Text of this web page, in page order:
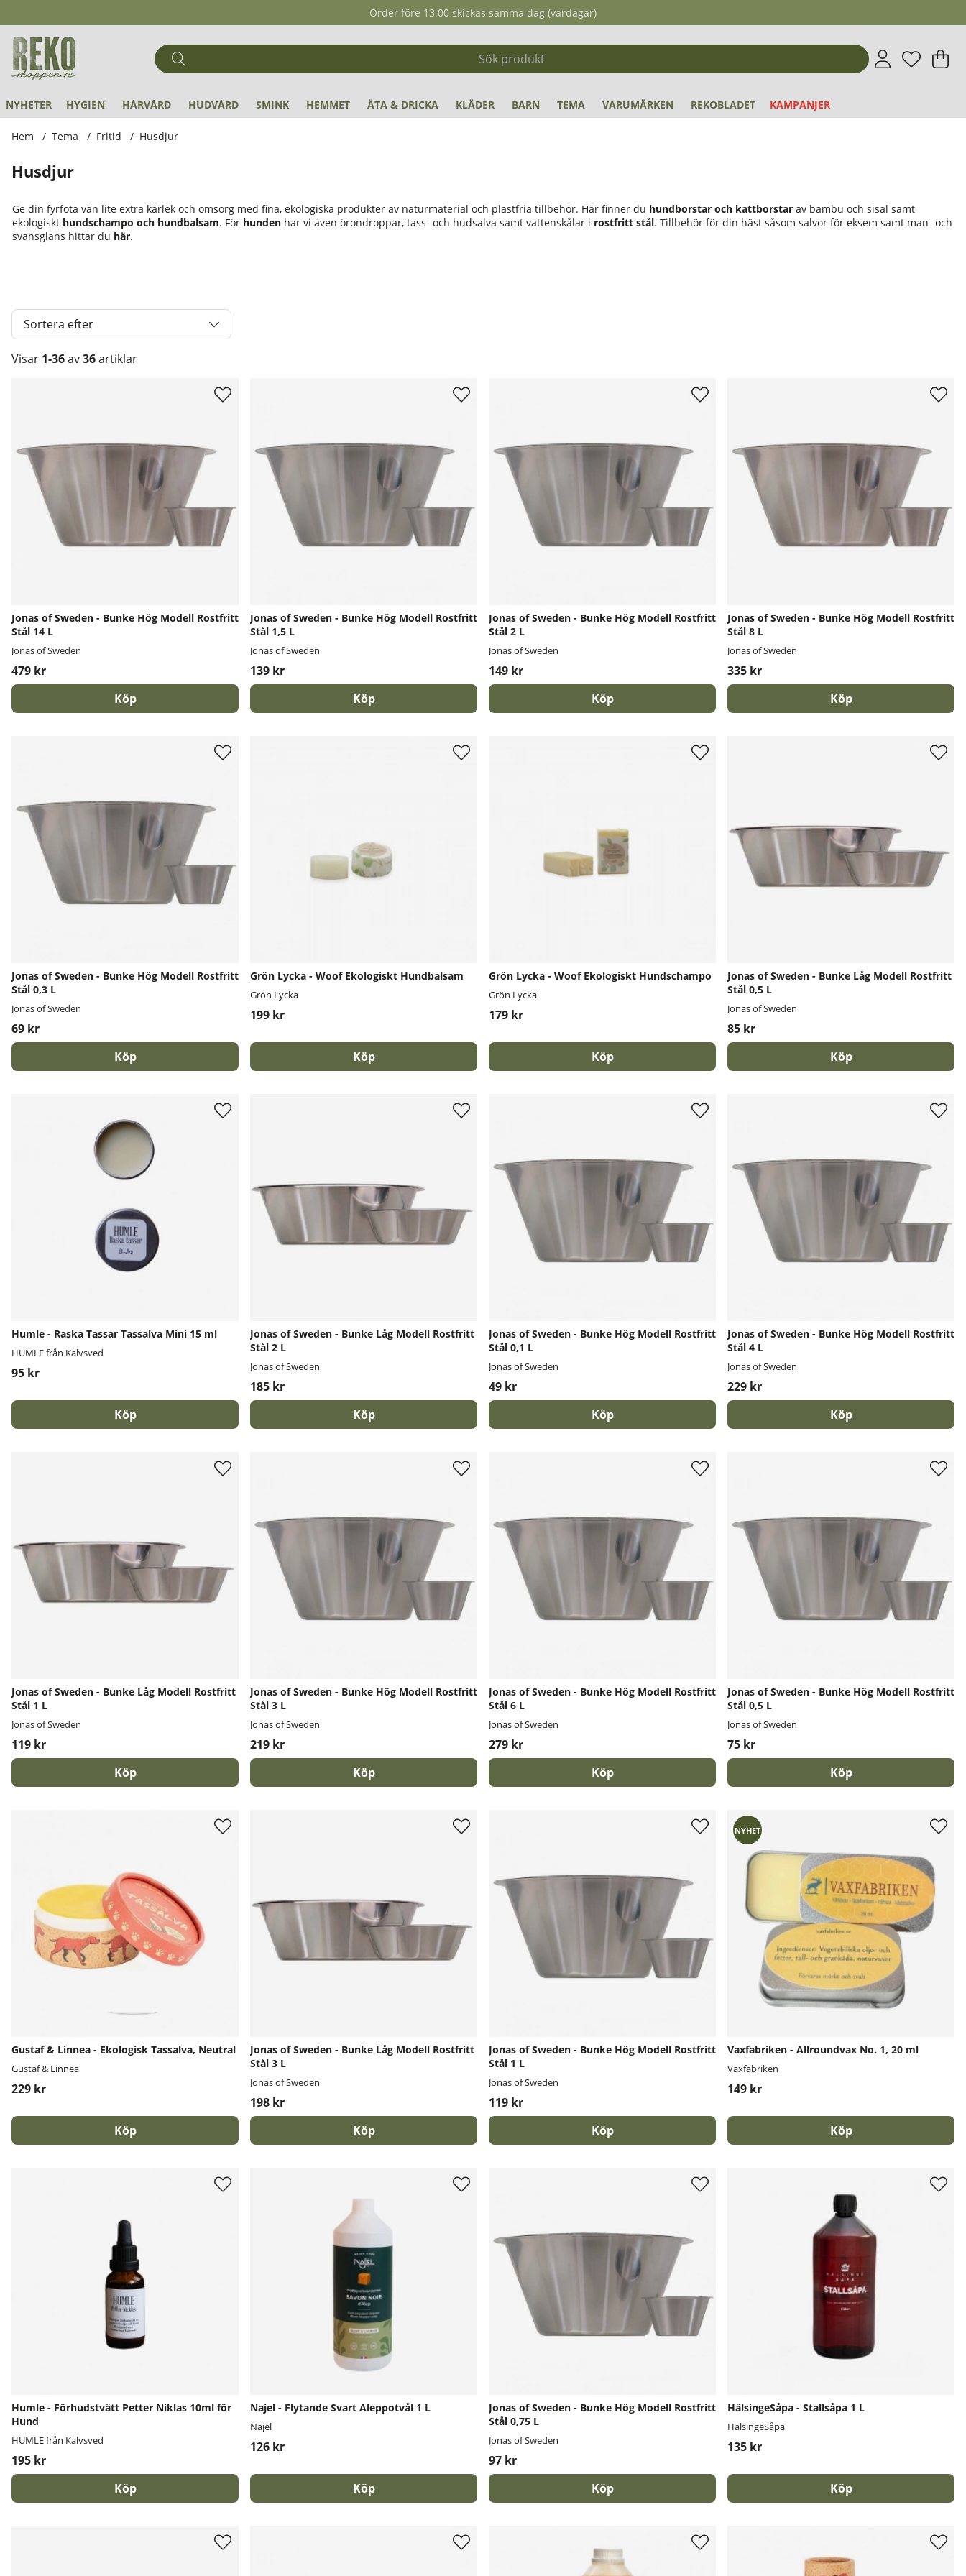
Order före 13.00 skickas samma dag (vardagar)
Antal i
. .
NYHETER HYGIEN HÅRVÅRD HUDVÅRD SMINK HEMMET ÄTA & DRICKA KLÄDER BARN TEMA VARUMÄRKEN REKOBLADET KAMPANJER
Hem Tema Fritid Husdjur
Husdjur
Ge din fyrfota vän lite extra kärlek och omsorg med fina, ekologiska produkter av naturmaterial och plastfria tillbehör. Här finner du hundborstar och kattborstar av bambu och sisal samt
ekologiskt hundschampo och hundbalsam. För hunden har vi även örondroppar, tass- och hudsalva samt vattenskålar i rostfritt stål. Tillbehör för din häst såsom salvor för eksem samt man- och
svansglans hittar du här.
Sortera efter
Visar 1-36av36artiklar
Jonas of Sweden - Bunke Hög Modell Rostfritt
Stål 14 L
Jonas of Sweden
479 kr
Köp
Jonas of Sweden - Bunke Hög Modell Rostfritt
Stål 1,5 L
Jonas of Sweden
139 kr
Köp
Jonas of Sweden - Bunke Hög Modell Rostfritt
Stål 2 L
Jonas of Sweden
149 kr
Köp
Jonas of Sweden - Bunke Hög Modell Rostfritt
Stål 8 L
Jonas of Sweden
335 kr
Köp
Jonas of Sweden - Bunke Hög Modell Rostfritt
Stål 0,3 L
Jonas of Sweden
69 kr
Köp
Grön Lycka - Woof Ekologiskt Hundbalsam
Grön Lycka
199 kr
Köp
Grön Lycka - Woof Ekologiskt Hundschampo
Grön Lycka
179 kr
Köp
Jonas of Sweden - Bunke Låg Modell Rostfritt
Stål 0,5 L
Jonas of Sweden
85 kr
Köp
Humle - Raska Tassar Tassalva Mini 15 ml
HUMLE från Kalvsved
95 kr
Köp
Jonas of Sweden - Bunke Låg Modell Rostfritt
Stål 2 L
Jonas of Sweden
185 kr
Köp
Jonas of Sweden - Bunke Hög Modell Rostfritt
Stål 0,1 L
Jonas of Sweden
49 kr
Köp
Jonas of Sweden - Bunke Hög Modell Rostfritt
Stål 4 L
Jonas of Sweden
229 kr
Köp
Jonas of Sweden - Bunke Låg Modell Rostfritt
Stål 1 L
Jonas of Sweden
119 kr
Köp
Jonas of Sweden - Bunke Hög Modell Rostfritt
Stål 3 L
Jonas of Sweden
219 kr
Köp
Jonas of Sweden - Bunke Hög Modell Rostfritt
Stål 6 L
Jonas of Sweden
279 kr
Köp
Jonas of Sweden - Bunke Hög Modell Rostfritt
Stål 0,5 L
Jonas of Sweden
75 kr
Köp
Gustaf & Linnea - Ekologisk Tassalva, Neutral
Gustaf & Linnea
229 kr
Köp
Jonas of Sweden - Bunke Låg Modell Rostfritt
Stål 3 L
Jonas of Sweden
198 kr
Köp
Jonas of Sweden - Bunke Hög Modell Rostfritt
Stål 1 L
Jonas of Sweden
119 kr
Köp
NYHET
Vaxfabriken - Allroundvax No. 1, 20 ml
Vaxfabriken
149 kr
Köp
Humle - Förhudstvätt Petter Niklas 10ml för
Hund
HUMLE från Kalvsved
195 kr
Köp
Najel - Flytande Svart Aleppotvål 1 L
Najel
126 kr
Köp
Jonas of Sweden - Bunke Hög Modell Rostfritt
Stål 0,75 L
Jonas of Sweden
97 kr
Köp
HälsingeSåpa - Stallsåpa 1 L
HälsingeSåpa
135 kr
Köp